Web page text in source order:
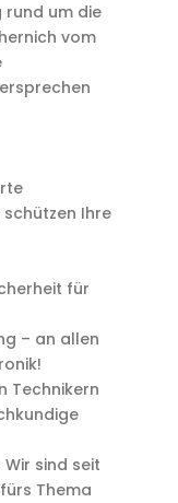
rund um die
vom
Ihre
für
– an allen
Technikern
sind seit
Thema